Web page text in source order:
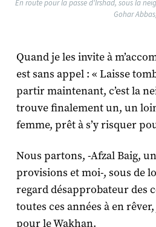
En route pour la passe d'Irshad, sous la
Gohar
Quand je les invite à
est sans appel : « Laisse
partir maintenant, c’est la
trouve finalement un, un
femme, prêt à s’y risquer
Nous partons, -Afzal Baig,
provisions et moi-, sous de
regard désapprobateur des
toutes ces années à en
pour le Wakhan.